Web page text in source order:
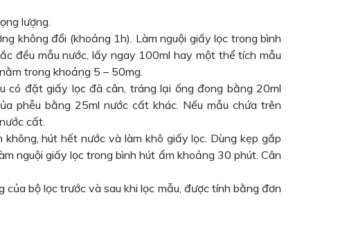
lượng.
không đổi (khoảng 1h). Làm nguội giấy lọc trong bình
đều mẫu nước, lấy ngay 100ml hay một thể tích mẫu
trong khoảng 5 – 50mg.
có đặt giấy lọc đã cân, tráng lại ống đong bằng 20ml
phễu bằng 25ml nước cất khác. Nếu mẫu chứa trên
cất.
hút hết nước và làm khô giấy lọc. Dùng kẹp gắp
nguội giấy lọc trong bình hút ẩm khoảng 30 phút. Cân
bộ lọc trước và sau khi lọc mẫu, được tính bằng đơn